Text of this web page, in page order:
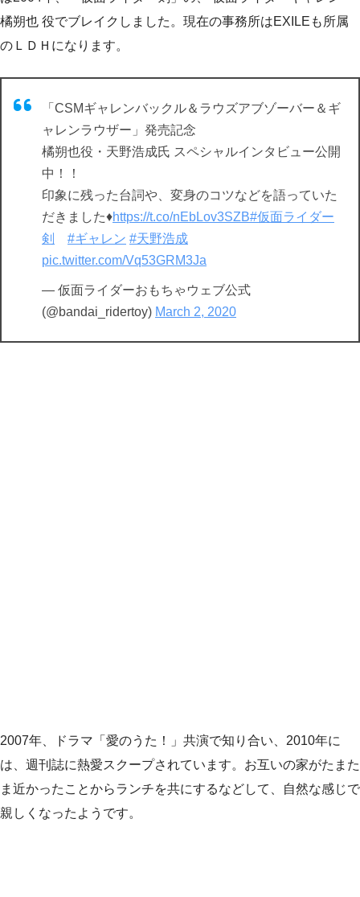
橘朔也 役でブレイクしました。現在の事務所はEXILEも所属
のＬＤＨになります。
「CSMギャレンバックル＆ラウズアブゾーバー＆ギ
ャレンラウザー」発売記念
橘朔也役・天野浩成氏 スペシャルインタビュー公開
中！！
印象に残った台詞や、変身のコツなどを語っていた
だきました♦https://t.co/nEbLov3SZB#仮面ライダー
剣
#ギャレン #天野浩成
pic.twitter.com/Vq53GRM3Ja
— 仮面ライダーおもちゃウェブ公式
(@bandai_ridertoy) March 2, 2020
2007年、ドラマ「愛のうた！」共演で知り合い、2010年に
は、週刊誌に熱愛スクープされています。お互いの家がたまた
ま近かったことからランチを共にするなどして、自然な感じで
親しくなったようです。